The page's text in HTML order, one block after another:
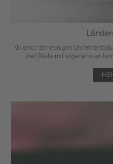
Als einer der wenigen
Zertifikate mit sogenannten